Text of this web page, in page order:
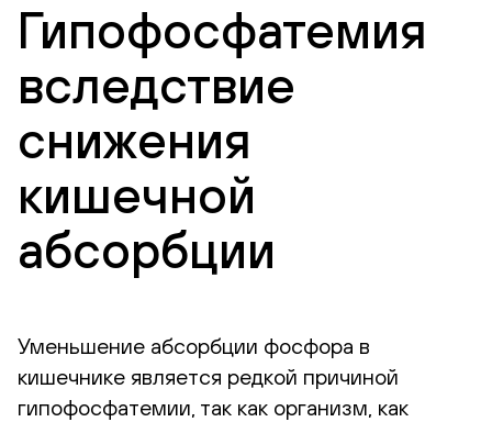
Гипофосфатемия
вследствие
снижения
кишечной
абсорбции
Уменьшение абсорбции фосфора в
кишечнике является редкой причиной
гипофосфатемии, так как организм, как